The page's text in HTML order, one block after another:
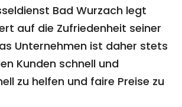
Bad Wurzach legt
auf die Zufriedenheit seiner
Unternehmen ist daher stets
Kunden schnell und
zu helfen und faire Preise zu